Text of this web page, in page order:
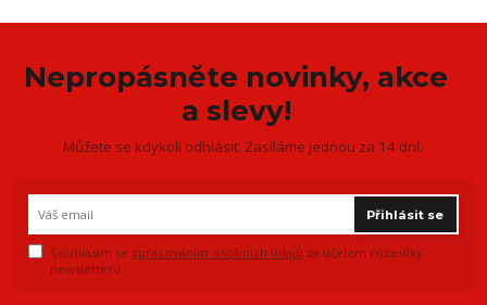
Nepropásněte novinky, akce
a slevy!
Můžete se kdykoli odhlásit. Zasíláme jednou za 14 dní.
Přihlásit se
Souhlasím se zpracováním osobních údajů za účelem rozesílky
newsletteru.